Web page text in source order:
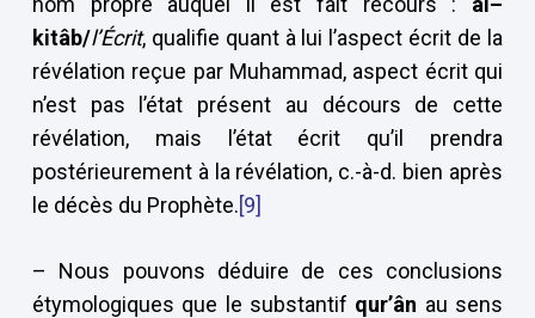
kitâb/l’Écrit, qualifie quant à lui l’aspect écrit de la
révélation reçue par Muhammad, aspect écrit qui
n’est pas l’état présent au décours de cette
révélation, mais l’état écrit qu’il prendra
postérieurement à la révélation, c.-à-d. bien après
le décès du Prophète.[9]
– Nous pouvons déduire de ces conclusions
étymologiques que le substantif qur’ân au sens